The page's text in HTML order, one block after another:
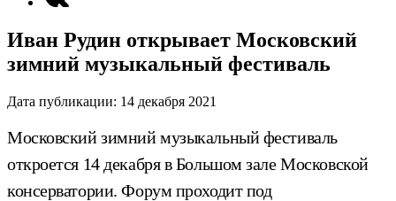
Иван Рудин открывает Московский
зимний музыкальный фестиваль
Дата публикации: 14 декабря 2021
Московский зимний музыкальный фестиваль
откроется 14 декабря в Большом зале Московской
консерватории. Форум проходит под